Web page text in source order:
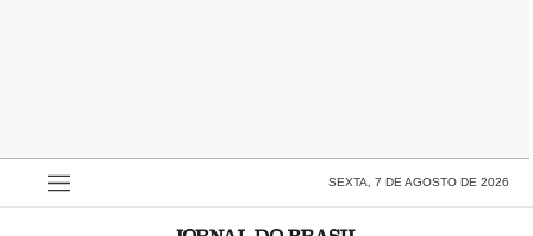
SEXTA, 7 DE AGOSTO DE 2026